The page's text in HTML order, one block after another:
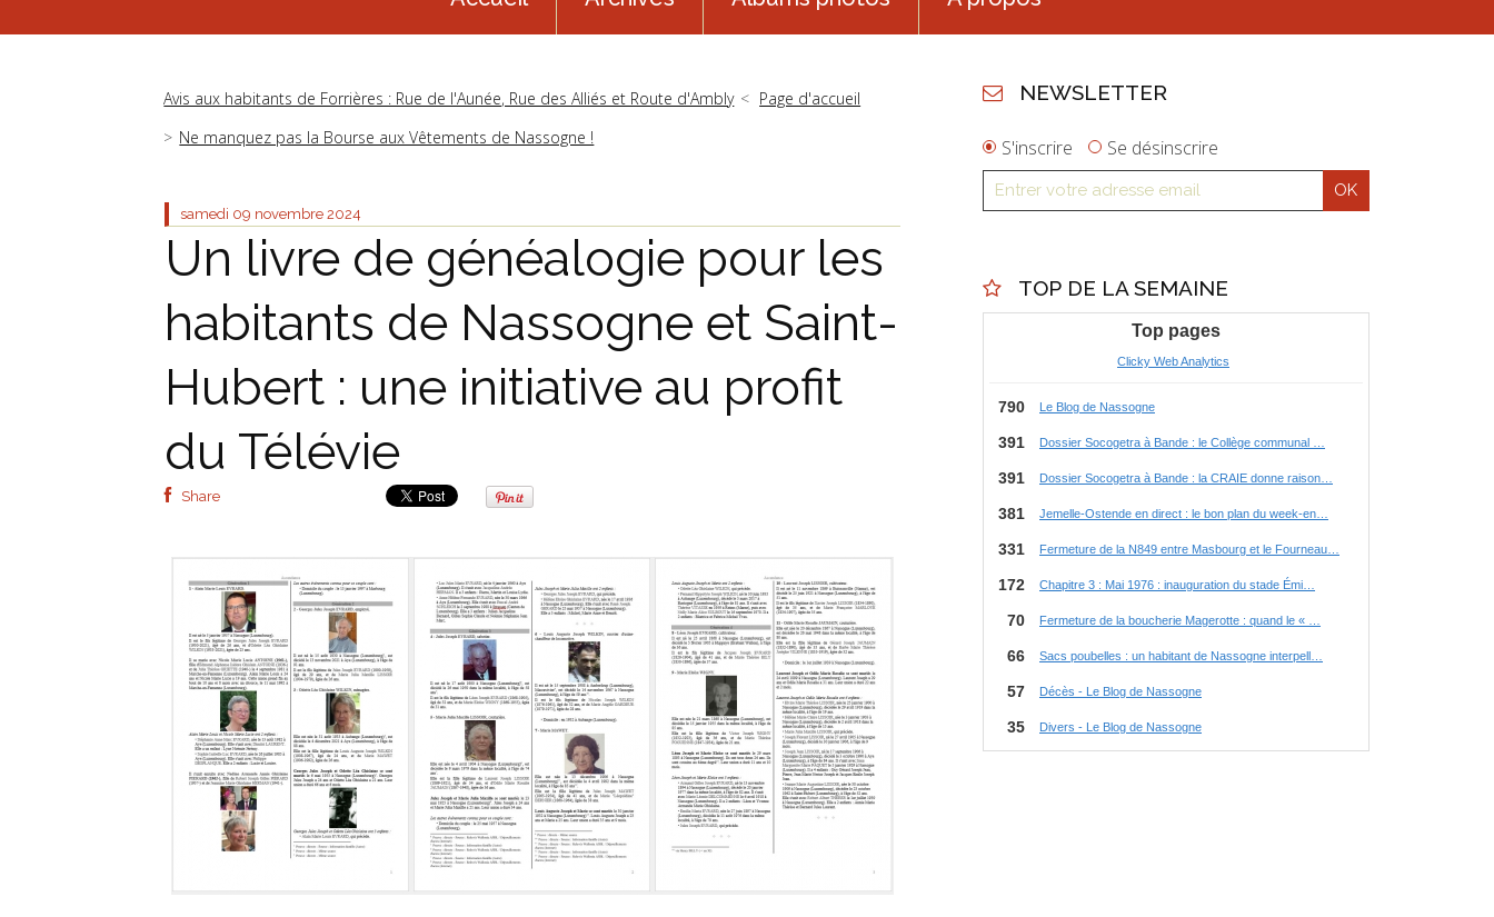
Avis aux habitants de Forrières : Rue de l'Aunée, Rue des Alliés et Route d'Ambly
Page d'accueil
Ne manquez pas la Bourse aux Vêtements de Nassogne !
samedi 09 novembre 2024
Un livre de généalogie pour les
habitants de Nassogne et Saint-
Hubert : une initiative au profit
du Télévie
Share
NEWSLETTER
S'inscrire Se désinscrire
TOP DE LA SEMAINE